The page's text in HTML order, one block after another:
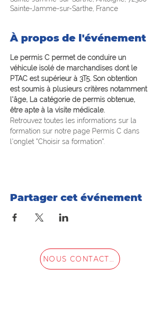
Sainte-Jamme-sur-Sarthe, France
À propos de l'événement
Le permis C permet de conduire un
véhicule isolé de marchandises dont le
PTAC est supérieur à 3T5. Son obtention
est soumis à plusieurs critères notamment
l'âge, La catégorie de permis obtenue,
être apte à la visite médicale.
Retrouvez toutes les informations sur la
formation sur notre page Permis C dans
l'onglet "Choisir sa formation".
Partager cet événement
NOUS CONTACTER